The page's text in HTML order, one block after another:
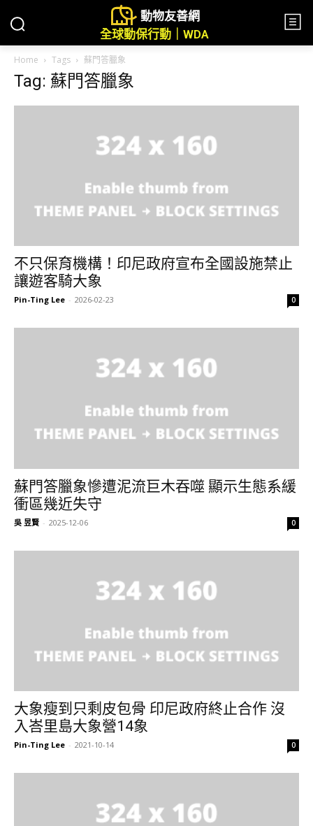
動物友善網
全球動保行動｜WDA
Home Tags 蘇門答臘象
Tag: 蘇門答臘象
不只保育機構！印尼政府宣布全國設施禁止
讓遊客騎大象
Pin-Ting Lee - 2026-02-23 0
蘇門答臘象慘遭泥流巨木吞噬 顯示生態系緩
衝區幾近失守
吳 昱賢 - 2025-12-06 0
大象瘦到只剩皮包骨 印尼政府終止合作 沒
入峇里島大象營14象
Pin-Ting Lee - 2021-10-14 0